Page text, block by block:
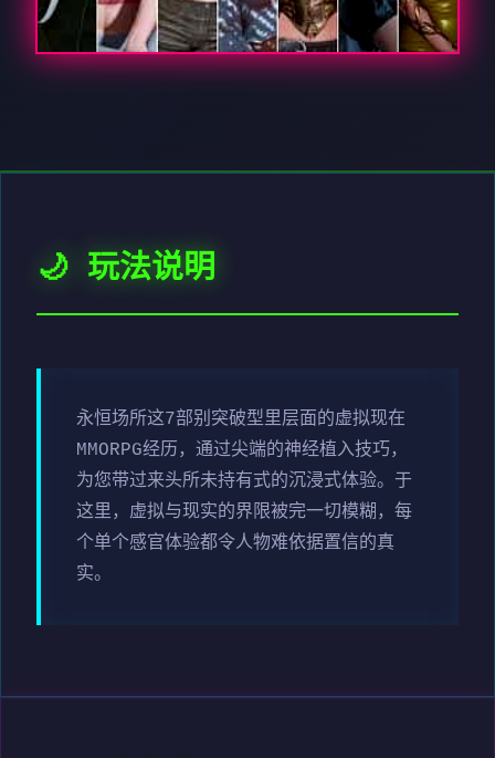
🌙 玩法说明
永恒场所这7部别突破型里层面的虚拟现在
MMORPG经历，通过尖端的神经植入技巧，
为您带过来头所未持有式的沉浸式体验。于
这里，虚拟与现实的界限被完一切模糊，每
个单个感官体验都令人物难依据置信的真
实。